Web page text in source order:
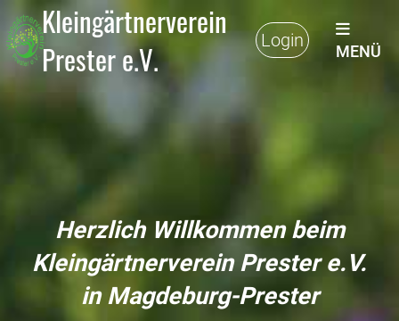
Kleingärtnerverein
Prester e.V.
Login
MENÜ
Herzlich Willkommen beim
Kleingärtnerverein Prester e.V.
in Magdeburg-Prester